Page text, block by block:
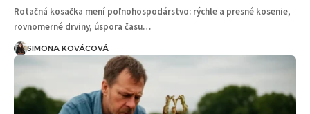
Rotačná kosačka mení poľnohospodárstvo: rýchle a presné kosenie,
rovnomerné drviny, úspora času…
SIMONA KOVÁCOVÁ